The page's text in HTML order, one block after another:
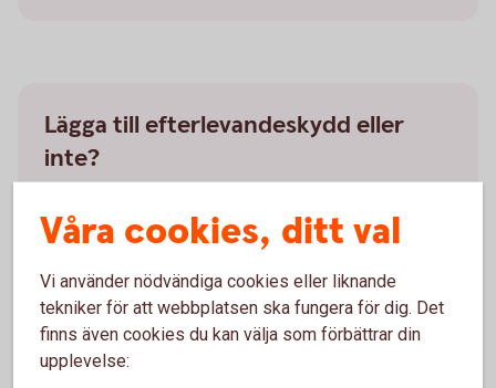
Lägga till efterlevandeskydd eller
inte?
till ett efterlevandeskydd. Detta skydd innebär att
premiepensionen betalas ut till din
make/maka/registrerade partner/sambo, så länge
de lever, om du skulle avlida först. Viktigt att tänka
på är att efterlevandeskyddet innebär en kostnad
och att du själv får lägre PPM om du skulle välja att
Våra cookies, ditt val
Vi använder nödvändiga cookies eller liknande
tekniker för att webbplatsen ska fungera för dig. Det
finns även cookies du kan välja som förbättrar din
upplevelse: